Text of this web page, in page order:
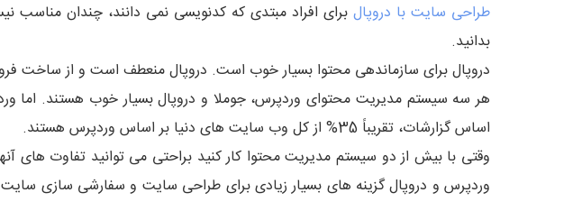
طراحی سایت با دروپال برای افراد مبتدی که کدنویسی نمی دانند، چندان
بدانید.
دروپال برای سازماندهی محتوا بسیار خوب است. دروپال منعطف است و از ساخت
هر سه سیستم مدیریت محتوای وردپرس، جوملا و دروپال بسیار خوب هستند. اما
اساس گزارشات، تقریباً 35% از کل وب سایت های دنیا بر اساس وردپرس هستند.
وقتی با بیش از دو سیستم مدیریت محتوا کار کنید براحتی می توانید تفاوت های
وردپرس و دروپال گزینه های بسیار زیادی برای طراحی سایت و سفارشی سازی